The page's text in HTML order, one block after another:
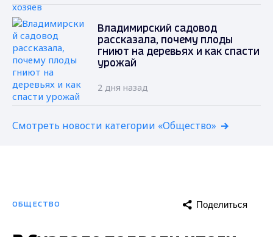
Владимирский садовод
рассказала, почему плоды
гниют на деревьях и как спасти
урожай
2 дня назад
Смотреть новости категории «Общество»
ОБЩЕСТВО Поделиться